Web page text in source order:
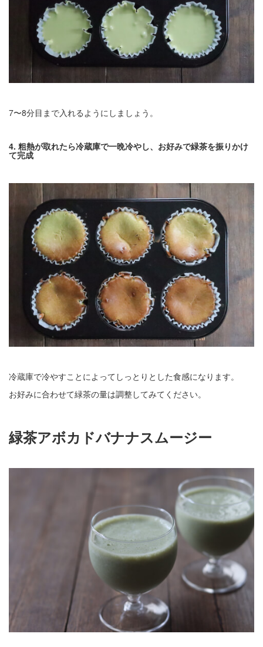
7〜8分目まで入れるようにしましょう。
4. 粗熱が取れたら冷蔵庫で一晩冷やし、お好みで緑茶を振りかけ
て完成
冷蔵庫で冷やすことによってしっとりとした食感になります。
お好みに合わせて緑茶の量は調整してみてください。
緑茶アボカドバナナスムージー